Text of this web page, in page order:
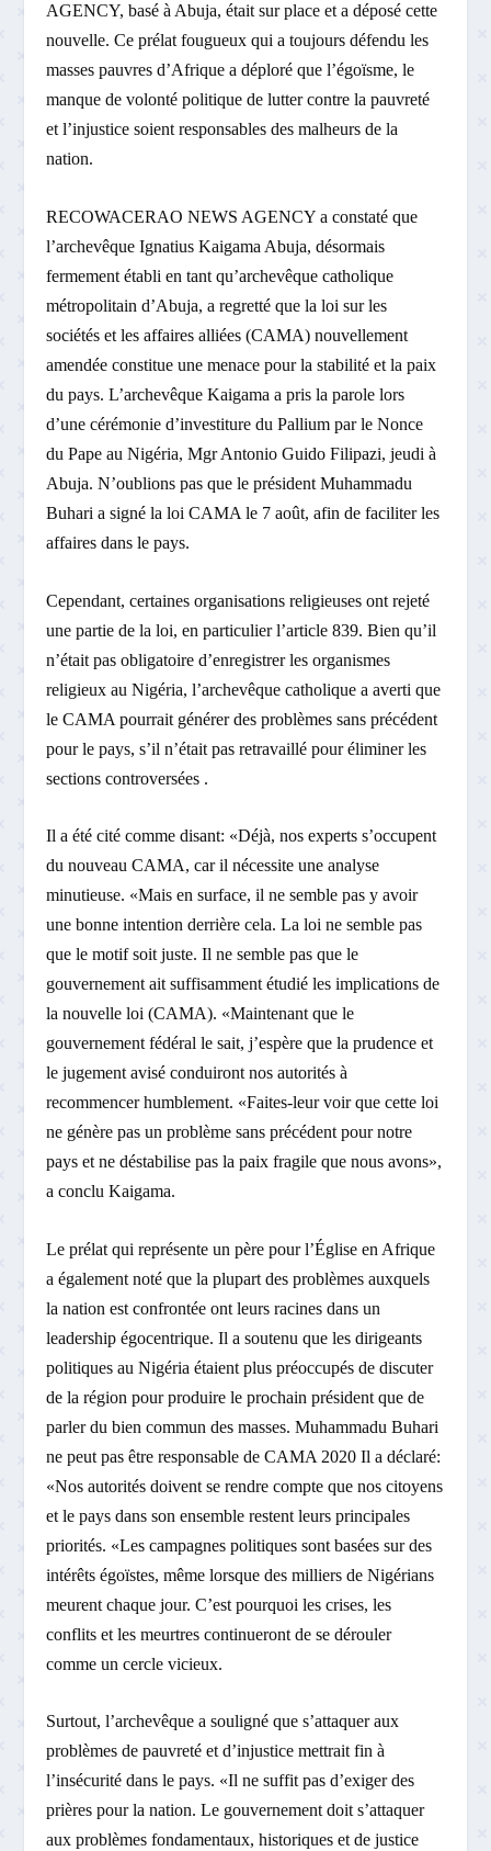
AGENCY, basé à Abuja, était sur place et a déposé cette
nouvelle. Ce prélat fougueux qui a toujours défendu les
masses pauvres d’Afrique a déploré que l’égoïsme, le
manque de volonté politique de lutter contre la pauvreté
et l’injustice soient responsables des malheurs de la
nation.
RECOWACERAO NEWS AGENCY a constaté que
l’archevêque Ignatius Kaigama Abuja, désormais
fermement établi en tant qu’archevêque catholique
métropolitain d’Abuja, a regretté que la loi sur les
sociétés et les affaires alliées (CAMA) nouvellement
amendée constitue une menace pour la stabilité et la paix
du pays. L’archevêque Kaigama a pris la parole lors
d’une cérémonie d’investiture du Pallium par le Nonce
du Pape au Nigéria, Mgr Antonio Guido Filipazi, jeudi à
Abuja. N’oublions pas que le président Muhammadu
Buhari a signé la loi CAMA le 7 août, afin de faciliter les
affaires dans le pays.
Cependant, certaines organisations religieuses ont rejeté
une partie de la loi, en particulier l’article 839. Bien qu’il
n’était pas obligatoire d’enregistrer les organismes
religieux au Nigéria, l’archevêque catholique a averti que
le CAMA pourrait générer des problèmes sans précédent
pour le pays, s’il n’était pas retravaillé pour éliminer les
sections controversées .
Il a été cité comme disant: «Déjà, nos experts s’occupent
du nouveau CAMA, car il nécessite une analyse
minutieuse. «Mais en surface, il ne semble pas y avoir
une bonne intention derrière cela. La loi ne semble pas
que le motif soit juste. Il ne semble pas que le
gouvernement ait suffisamment étudié les implications de
la nouvelle loi (CAMA). «Maintenant que le
gouvernement fédéral le sait, j’espère que la prudence et
le jugement avisé conduiront nos autorités à
recommencer humblement. «Faites-leur voir que cette loi
ne génère pas un problème sans précédent pour notre
pays et ne déstabilise pas la paix fragile que nous avons»,
a conclu Kaigama.
Le prélat qui représente un père pour l’Église en Afrique
a également noté que la plupart des problèmes auxquels
la nation est confrontée ont leurs racines dans un
leadership égocentrique. Il a soutenu que les dirigeants
politiques au Nigéria étaient plus préoccupés de discuter
de la région pour produire le prochain président que de
parler du bien commun des masses. Muhammadu Buhari
ne peut pas être responsable de CAMA 2020 Il a déclaré:
«Nos autorités doivent se rendre compte que nos citoyens
et le pays dans son ensemble restent leurs principales
priorités. «Les campagnes politiques sont basées sur des
intérêts égoïstes, même lorsque des milliers de Nigérians
meurent chaque jour. C’est pourquoi les crises, les
conflits et les meurtres continueront de se dérouler
comme un cercle vicieux.
Surtout, l’archevêque a souligné que s’attaquer aux
problèmes de pauvreté et d’injustice mettrait fin à
l’insécurité dans le pays. «Il ne suffit pas d’exiger des
prières pour la nation. Le gouvernement doit s’attaquer
aux problèmes fondamentaux, historiques et de justice